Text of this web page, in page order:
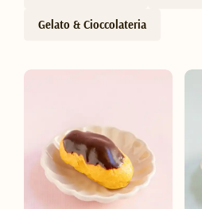
Gelato & Cioccolateria